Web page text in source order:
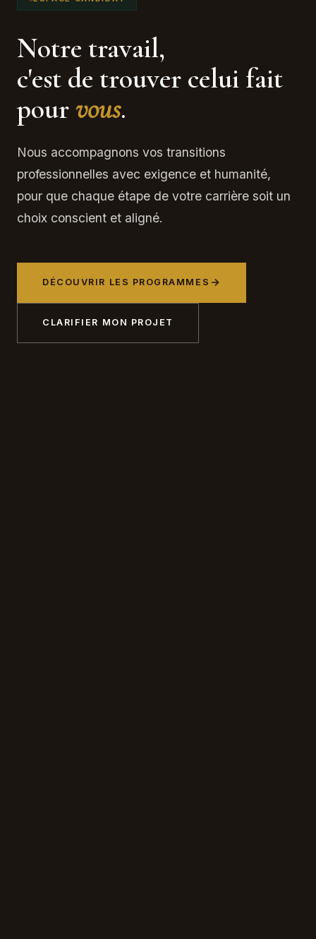
Notre travail,
c'est de trouver celui fait
pourvous.
Nous accompagnons vos transitions
professionnelles avec exigence et humanité,
pour que chaque étape de votre carrière soit un
choix conscient et aligné.
DÉCOUVRIR LES PROGRAMMES
CLARIFIER MON PROJET